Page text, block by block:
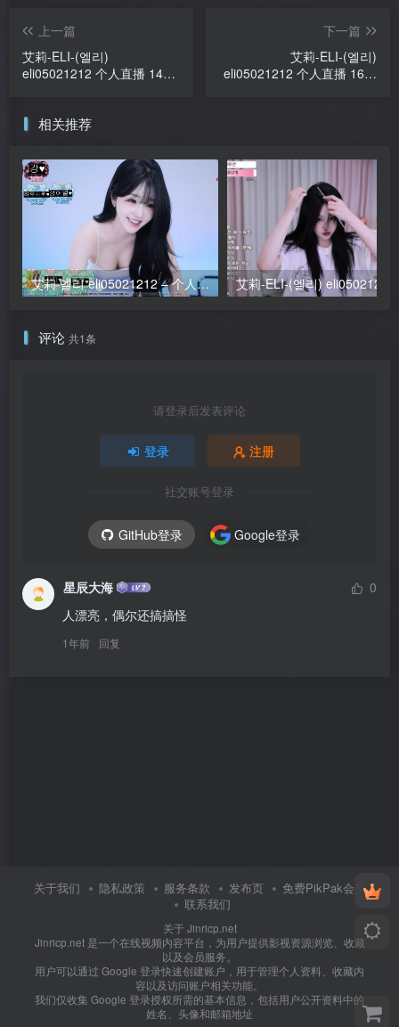
上一篇
艾莉-ELI-(엘리)
eli05021212 个人直播 14小
下一篇
艾莉-ELI-(엘리)
eli05021212 个人直播 16小
相关推荐
艾莉 엘리 eli05021212 – 个人直播 2026年5月 合集
评论 共1条
请登录后发表评论
登录 注册
社交账号登录
GitHub登录 Google登录
星辰大海
0
人漂亮，偶尔还搞搞怪
1年前 回复
关于我们 隐私政策 服务条款 发布页
免费PikPak会员
联系我们
关于 Jinricp.net
Jinricp.net 是一个在线视频内容平台，为用户提供影视资源浏览、收藏
以及会员服务。
用户可以通过 Google 登录快速创建账户，用于管理个人资料、收藏内
容以及访问账户相关功能。
我们仅收集 Google 登录授权所需的基本信息，包括用户公开资料中的
姓名、头像和邮箱地址